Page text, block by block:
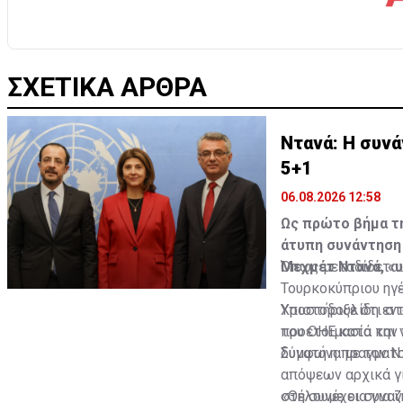
ΣΧΕΤΙΚΑ ΑΡΘΡΑ
Ντανά: Η
5+1
06.08.2026 12:58
Ως πρώτο βήμα
άτυπη
Μεχμέτ Ντανά,
Όπως
Τουρκοκύπριου
Χριστοδουλίδη
του ΟΗΕ κατά την
Υποστήριξε ότι
προετοιμασία και
δυνατή η
Σύμφωνα με τον
απόψεων αρχικά
στη συνέχεια για
«Θέλουμε οι